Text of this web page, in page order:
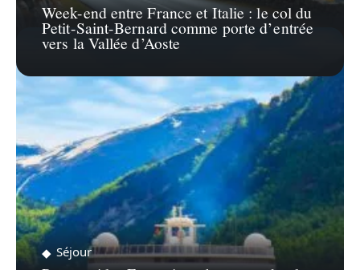
Week-end entre France et Italie : le col du
Petit-Saint-Bernard comme porte d’entrée
vers la Vallée d’Aoste
Séjour